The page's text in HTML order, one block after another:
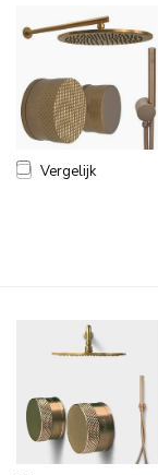
Vergelijk